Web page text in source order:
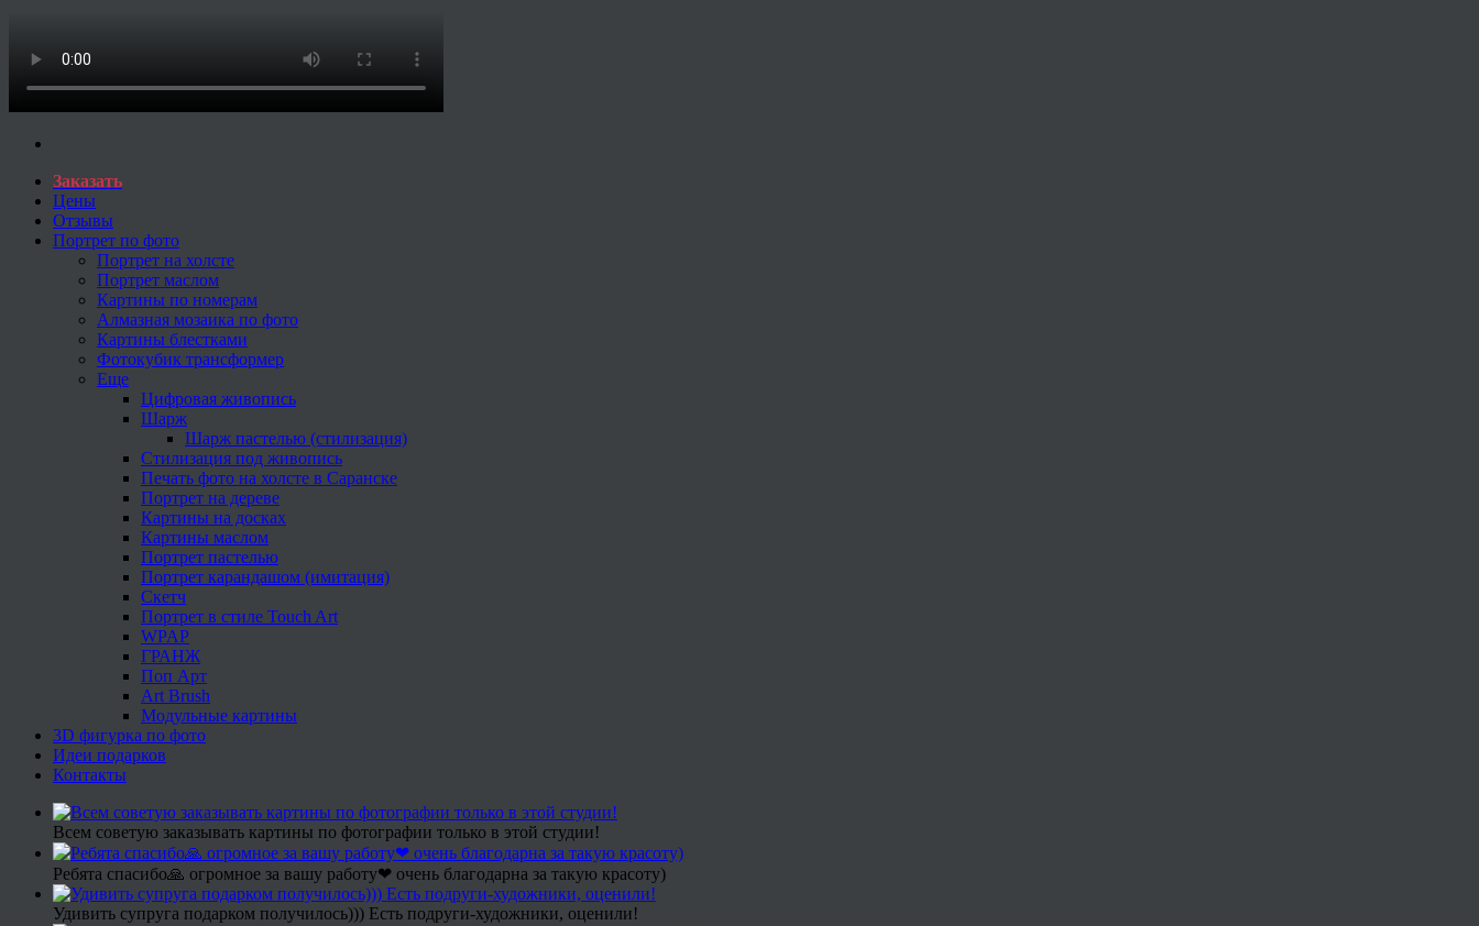
Заказать
Цены
Отзывы
Портрет по фото
Портрет на холсте
Портрет маслом
Картины по номерам
Алмазная мозаика по фото
Картины блестками
Фотокубик трансформер
Еще
Цифровая живопись
Шарж
Шарж пастелью (стилизация)
Стилизация под живопись
Печать фото на холсте в Саранске
Портрет на дереве
Картины на досках
Картины маслом
Портрет пастелью
Портрет карандашом (имитация)
Скетч
Портрет в стиле Touch Art
WPAP
ГРАНЖ
Поп Арт
Art Brush
Модульные картины
3D фигурка по фото
Идеи подарков
Контакты
Всем советую заказывать картины по фотографии только в этой студии!
Ребята спасибо🙏 огромное за вашу работу❤ очень благодарна за такую красоту)
Удивить супруга подарком получилось))) Есть подруги-художники, оценили!